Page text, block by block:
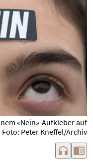
«Nein»-Aufkleber auf
Peter Kneffel/Archiv
headphones chrome_reader_mode